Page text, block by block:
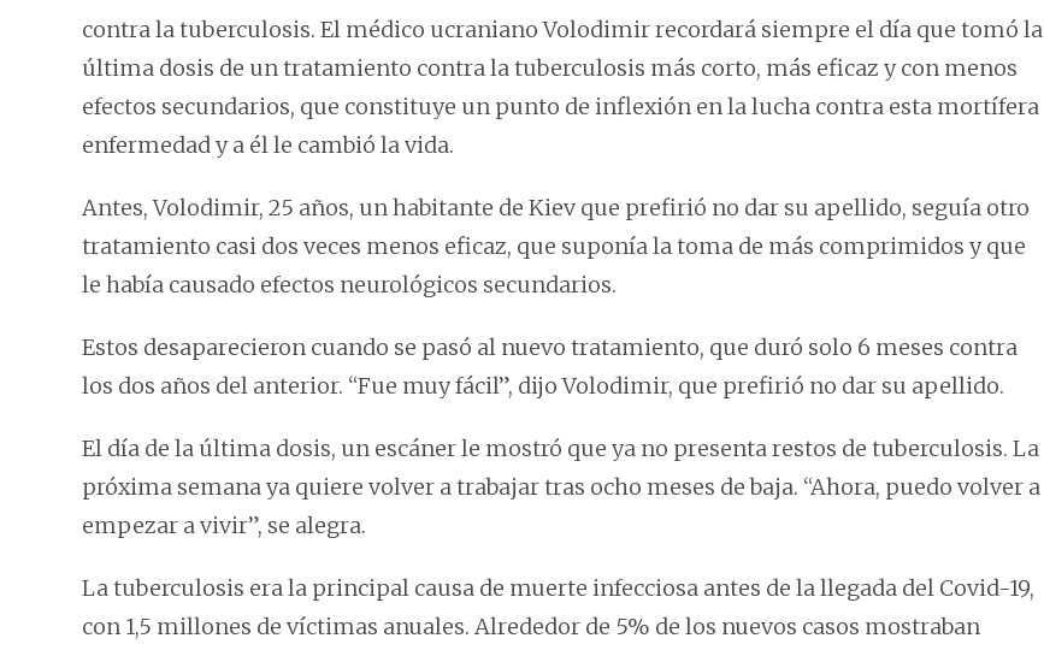
contra la tuberculosis. El médico ucraniano Volodimir recordará siempre el día que tomó la
última dosis de un tratamiento contra la tuberculosis más corto, más eficaz y con menos
efectos secundarios, que constituye un punto de inflexión en la lucha contra esta mortífera
enfermedad y a él le cambió la vida.
Antes, Volodimir, 25 años, un habitante de Kiev que prefirió no dar su apellido, seguía otro
tratamiento casi dos veces menos eficaz, que suponía la toma de más comprimidos y que
le había causado efectos neurológicos secundarios.
Estos desaparecieron cuando se pasó al nuevo tratamiento, que duró solo 6 meses contra
los dos años del anterior. “Fue muy fácil”, dijo Volodimir, que prefirió no dar su apellido.
El día de la última dosis, un escáner le mostró que ya no presenta restos de tuberculosis. La
próxima semana ya quiere volver a trabajar tras ocho meses de baja. “Ahora, puedo volver a
empezar a vivir”, se alegra.
La tuberculosis era la principal causa de muerte infecciosa antes de la llegada del Covid-19,
con 1,5 millones de víctimas anuales. Alrededor de 5% de los nuevos casos mostraban